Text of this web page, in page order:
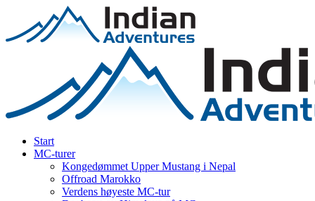
Start
MC-turer
Kongedømmet Upper Mustang i Nepal
Offroad Marokko
Verdens høyeste MC-tur